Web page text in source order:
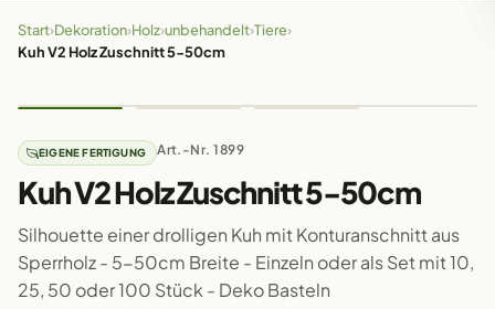
Start›Dekoration›Holz›unbehandelt›Tiere›
Kuh V2 Holz Zuschnitt 5-50cm
EIGENE FERTIGUNG Art.-Nr. 1899
Kuh V2 Holz Zuschnitt 5-50cm
Silhouette einer drolligen Kuh mit Konturanschnitt aus
Sperrholz - 5-50cm Breite - Einzeln oder als Set mit 10,
25, 50 oder 100 Stück - Deko Basteln